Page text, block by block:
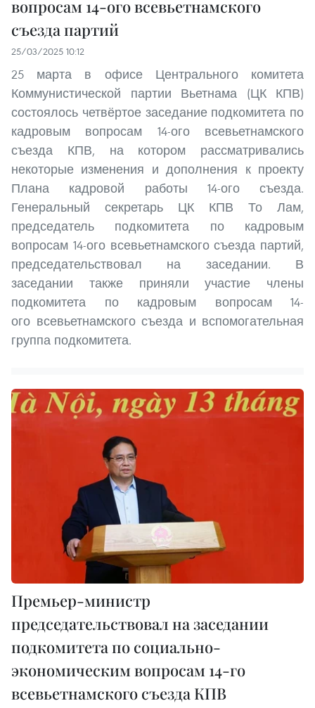
вопросам 14-ого всевьетнамского
съезда партий
25/03/2025 10:12
25 марта в офисе Центрального комитета
Коммунистической партии Вьетнама (ЦК КПВ)
состоялось четвёртое заседание подкомитета по
кадровым вопросам 14-ого всевьетнамского
съезда КПВ, на котором рассматривались
некоторые изменения и дополнения к проекту
Плана кадровой работы 14-ого съезда.
Генеральный секретарь ЦК КПВ То Лам,
председатель подкомитета по кадровым
вопросам 14-ого всевьетнамского съезда партий,
председательствовал на заседании. В
заседании также приняли участие члены
подкомитета по кадровым вопросам 14-
ого всевьетнамского съезда и вспомогательная
группа подкомитета.
Премьер-министр
председательствовал на заседании
подкомитета по социально-
экономическим вопросам 14-го
всевьетнамского съезда КПВ